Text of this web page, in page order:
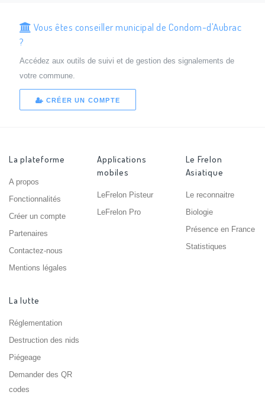
Vous êtes conseiller municipal de Condom-d'Aubrac
?
Accédez aux outils de suivi et de gestion des signalements de
votre commune.
CRÉER UN COMPTE
La plateforme
A propos
Fonctionnalités
Créer un compte
Partenaires
Contactez-nous
Mentions légales
Applications
mobiles
LeFrelon Pisteur
LeFrelon Pro
Le Frelon
Asiatique
Le reconnaitre
Biologie
Présence en France
Statistiques
La lutte
Réglementation
Destruction des nids
Piégeage
Demander des QR
codes